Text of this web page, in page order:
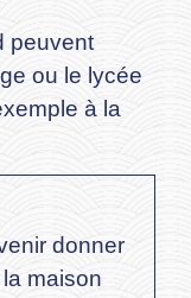
peuvent
ou le lycée
à la
donner
maison